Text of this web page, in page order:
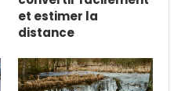
et estimer la
distance